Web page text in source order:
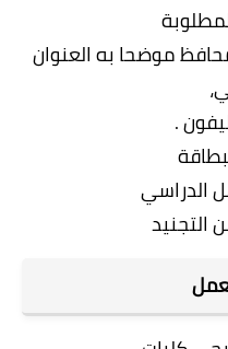
موضحا به العنوان